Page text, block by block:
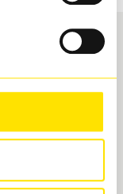
hos oss
i
eller
och tid för